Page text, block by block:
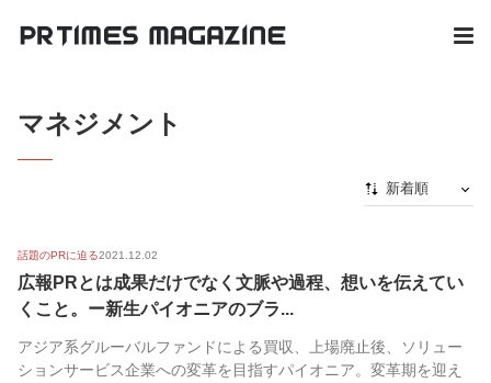
マネジメント
新着順
人気順
話題のPRに迫る2021.12.02
広報PRとは成果だけでなく文脈や過程、想いを伝えてい
くこと。ー新生パイオニアのブラ...
アジア系グルーバルファンドによる買収、上場廃止後、ソリュー
ションサービス企業への変革を目指すパイオニア。変革期を迎え